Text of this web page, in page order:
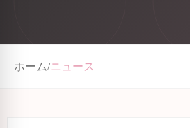
ホーム/ニュース